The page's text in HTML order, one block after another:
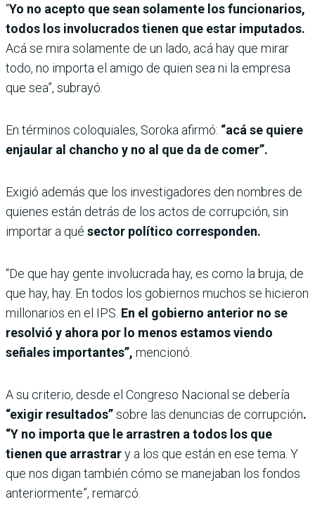
“Yo no acepto que sean solamente los funcionarios,
todos los involucrados tienen que estar imputados.
Acá se mira solamente de un lado, acá hay que mirar
todo, no importa el amigo de quien sea ni la empresa
que sea”, subrayó.
En términos coloquiales, Soroka afirmó: “acá se quiere
enjaular al chancho y no al que da de comer”.
Exigió además que los investigadores den nombres de
quienes están detrás de los actos de corrupción, sin
importar a qué sector político corresponden.
“De que hay gente involucrada hay, es como la bruja, de
que hay, hay. En todos los gobiernos muchos se hicieron
millonarios en el IPS. En el gobierno anterior no se
resolvió y ahora por lo menos estamos viendo
señales importantes”, mencionó.
A su criterio, desde el Congreso Nacional se debería
“exigir resultados”sobre las denuncias de corrupción.
“Y no importa que le arrastren a todos los que
tienen que arrastrary a los que están en ese tema. Y
que nos digan también cómo se manejaban los fondos
anteriormente”, remarcó.